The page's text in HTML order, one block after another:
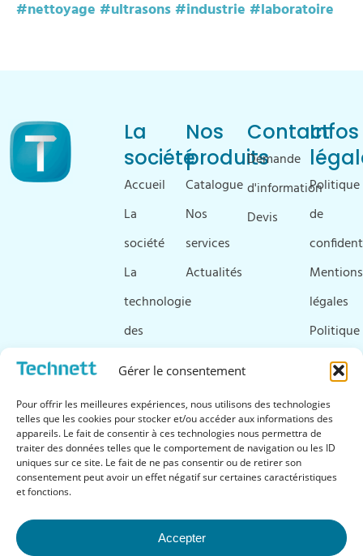
Gérer le consentement
Pour offrir les meilleures expériences, nous utilisons des technologies
telles que les cookies pour stocker et/ou accéder aux informations des
appareils. Le fait de consentir à ces technologies nous permettra de
traiter des données telles que le comportement de navigation ou les ID
uniques sur ce site. Le fait de ne pas consentir ou de retirer son
consentement peut avoir un effet négatif sur certaines caractéristiques
et fonctions.
Accepter
#nettoyage #ultrasons #industrie #laboratoire
La
société
Accueil
La
société
La
technologie
des
ultrasons
&
téléchargements
FAQ
Nos
produits
Catalogue
Nos
services
Actualités
Contact
Demande
d'information
Devis
Infos
Politique
de
Mentions
légales
Politique